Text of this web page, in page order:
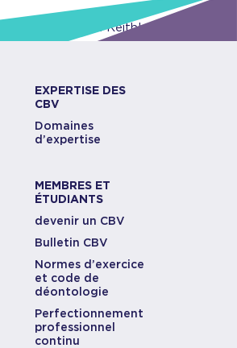
en félicitant Keith!
EXPERTISE DES
CBV
Domaines
d’expertise
MEMBRES ET
ÉTUDIANTS
devenir un CBV
Bulletin CBV
Normes d’exercice
et code de
déontologie
Perfectionnement
professionnel
continu